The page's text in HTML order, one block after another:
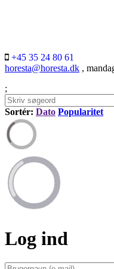
+45 35 24 80 61
horesta@horesta.dk ,
;
Sortér: Dato Popularitet
Log ind